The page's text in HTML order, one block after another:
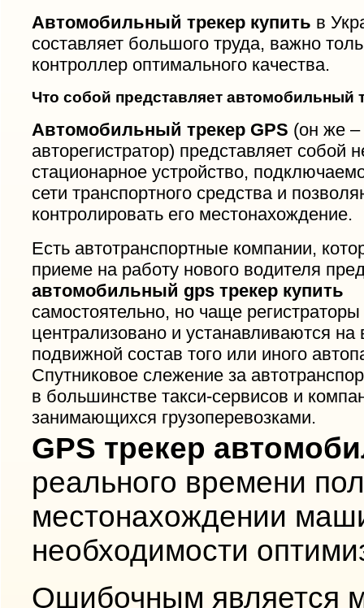
Автомобильный трекер купить в
составляет большого труда, важно
контроллер оптимального качества.
Что собой представляет автомобильный
Автомобильный трекер GPS (он же –
авторегистратор) представляет собой
стационарное устройство,
сети транспортного средства и
контролировать его местонахождение.
Есть автотранспортные компании,
приеме на работу нового водителя
автомобильный gps трекер купить
самостоятельно, но чаще
централизовано и устанавливаются на
подвижной состав того или иного
Спутниковое слежение за
в большинстве такси-сервисов и
занимающихся грузоперевозками.
GPS трекер
реального времени
местонахождении
необходимости
Ошибочным является